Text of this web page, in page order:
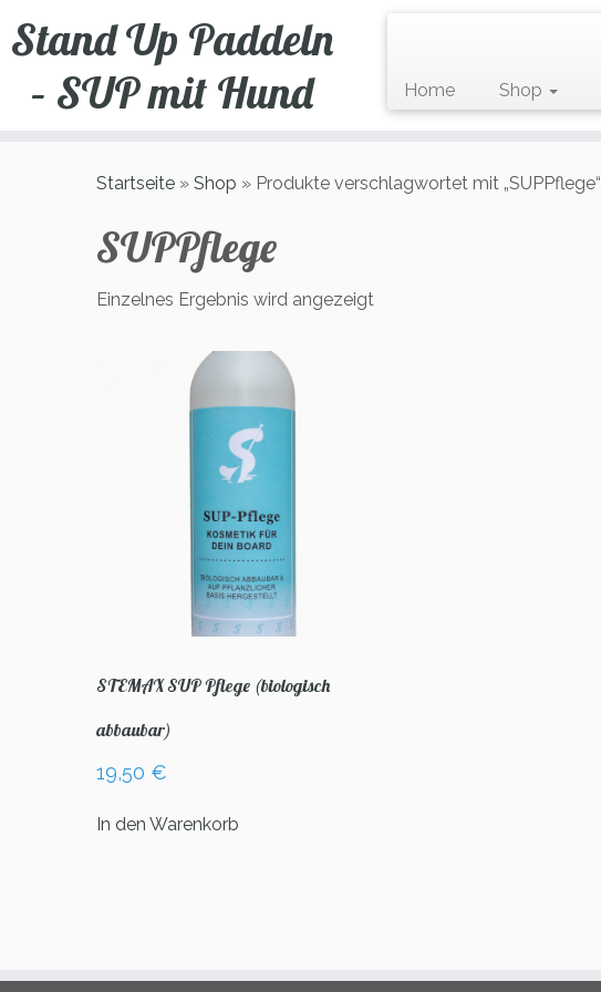
Inhalt
Stand Up Paddeln
– SUP mit Hund
Home Shop
Startseite » Shop » Produkte verschlagwortet mit „SUPPflege“
SUPPflege
Einzelnes Ergebnis wird angezeigt
STEMAX SUP Pflege (biologisch
abbaubar)
19,50 €
In den Warenkorb